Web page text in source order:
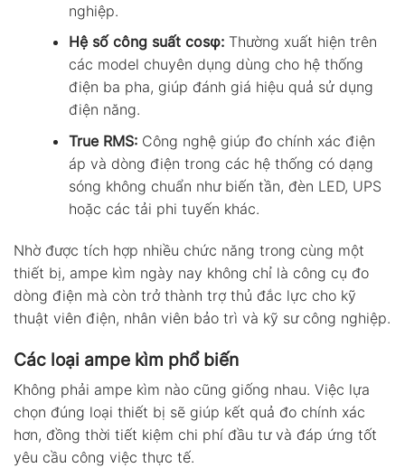
nghiệp.
Hệ số công suất cosφ:Thường xuất hiện trên
các model chuyên dụng dùng cho hệ thống
điện ba pha, giúp đánh giá hiệu quả sử dụng
điện năng.
True RMS:Công nghệ giúp đo chính xác điện
áp và dòng điện trong các hệ thống có dạng
sóng không chuẩn như biến tần, đèn LED, UPS
hoặc các tải phi tuyến khác.
Nhờ được tích hợp nhiều chức năng trong cùng một
thiết bị, ampe kìm ngày nay không chỉ là công cụ đo
dòng điện mà còn trở thành trợ thủ đắc lực cho kỹ
thuật viên điện, nhân viên bảo trì và kỹ sư công nghiệp.
Các loại ampe kìm phổ biến
Không phải ampe kìm nào cũng giống nhau. Việc lựa
chọn đúng loại thiết bị sẽ giúp kết quả đo chính xác
hơn, đồng thời tiết kiệm chi phí đầu tư và đáp ứng tốt
yêu cầu công việc thực tế.